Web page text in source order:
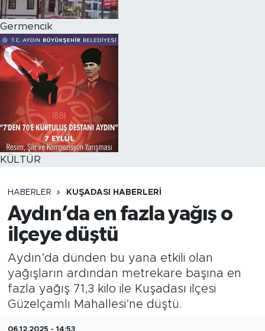
Germencik
KÜLTÜR
HABERLER KUŞADASI HABERLERI
Aydın’da en fazla yağış o
ilçeye düştü
Aydın’da dünden bu yana etkili olan
yağışların ardından metrekare başına en
fazla yağış 71,3 kilo ile Kuşadası ilçesi
Güzelçamlı Mahallesi’ne düştü.